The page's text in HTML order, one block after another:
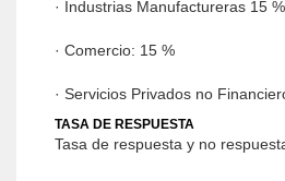
· Industrias Manufactureras 15 %
· Comercio: 15 %
· Servicios Privados no
TASA DE RESPUESTA
Tasa de respuesta y no